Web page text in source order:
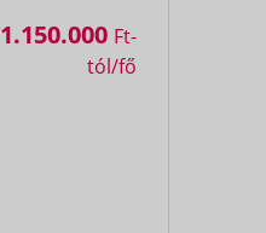
1.150.000 Ft